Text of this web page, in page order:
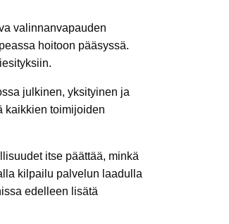
valinnanvapauden
hoitoon pääsyssä.
julkinen, yksityinen ja
kaikkien toimijoiden
itse päättää, minkä
kilpailu palvelun laadulla
edelleen lisätä